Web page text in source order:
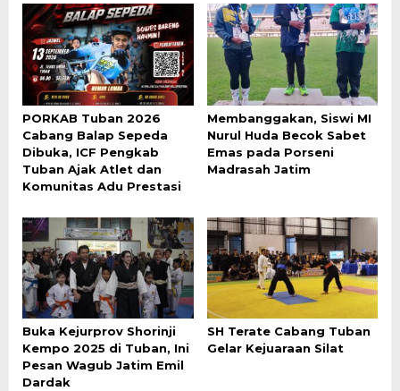
PORKAB Tuban 2026
Cabang Balap Sepeda
Dibuka, ICF Pengkab
Tuban Ajak Atlet dan
Komunitas Adu Prestasi
Membanggakan, Siswi MI
Nurul Huda Becok Sabet
Emas pada Porseni
Madrasah Jatim
Buka Kejurprov Shorinji
Kempo 2025 di Tuban, Ini
Pesan Wagub Jatim Emil
Dardak
SH Terate Cabang Tuban
Gelar Kejuaraan Silat